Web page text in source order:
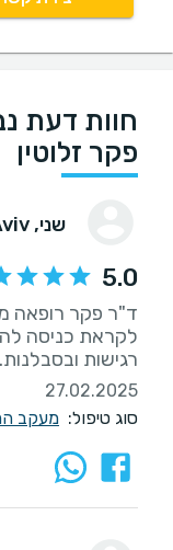
חוות דעת
פקר זלוטין
שני, Tel Aviv
5.0
ד"ר פקר רופאה
לקראת כניסה
רגישות
27.02.2025
סוג טיפול: מעקב